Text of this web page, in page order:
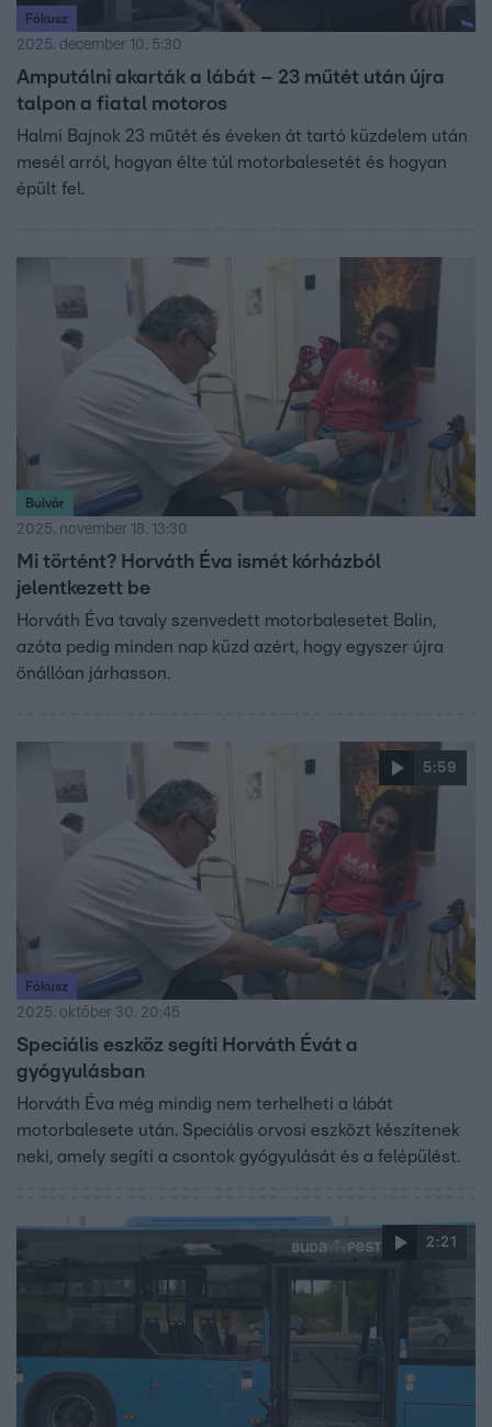
Fókusz
2025. december 10. 5:30
Amputálni akarták a lábát – 23 műtét után újra
talpon a fiatal motoros
Halmi Bajnok 23 műtét és éveken át tartó küzdelem után
mesél arról, hogyan élte túl motorbalesetét és hogyan
épült fel.
Bulvár
2025. november 18. 13:30
Mi történt? Horváth Éva ismét kórházból
jelentkezett be
Horváth Éva tavaly szenvedett motorbalesetet Balin,
azóta pedig minden nap küzd azért, hogy egyszer újra
önállóan járhasson.
5:59
Fókusz
2025. október 30. 20:45
Speciális eszköz segíti Horváth Évát a
gyógyulásban
Horváth Éva még mindig nem terhelheti a lábát
motorbalesete után. Speciális orvosi eszközt készítenek
neki, amely segíti a csontok gyógyulását és a felépülést.
2:21